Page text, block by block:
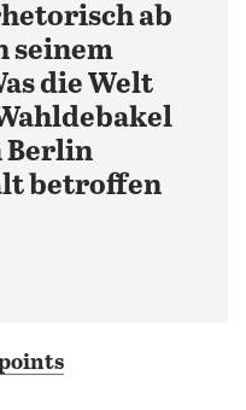
ab
seinem
die Welt
Berlin
betroffen